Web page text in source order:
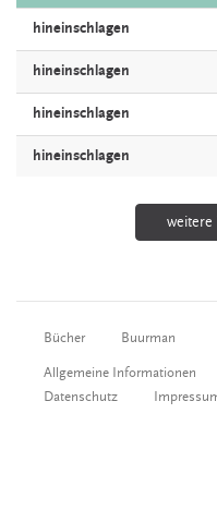
hineinschlagen
hineinschlagen
hineinschlagen
hineinschlagen
weitere
Bücher Buurman
Allgemeine Informationen
Datenschutz